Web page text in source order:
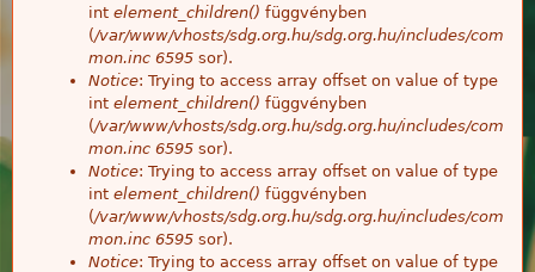
int element_children() függvényben
(/var/www/vhosts/sdg.org.hu/sdg.org.hu/includes/com
mon.inc 6595 sor).
Notice: Trying to access array offset on value of type
int element_children() függvényben
(/var/www/vhosts/sdg.org.hu/sdg.org.hu/includes/com
mon.inc 6595 sor).
Notice: Trying to access array offset on value of type
int element_children() függvényben
(/var/www/vhosts/sdg.org.hu/sdg.org.hu/includes/com
mon.inc 6595 sor).
Notice: Trying to access array offset on value of type